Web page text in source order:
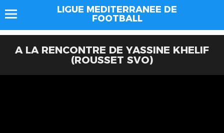
LIGUE MEDITERRANEE DE
FOOTBALL
A LA RENCONTRE DE YASSINE KHELIF
(ROUSSET SVO)